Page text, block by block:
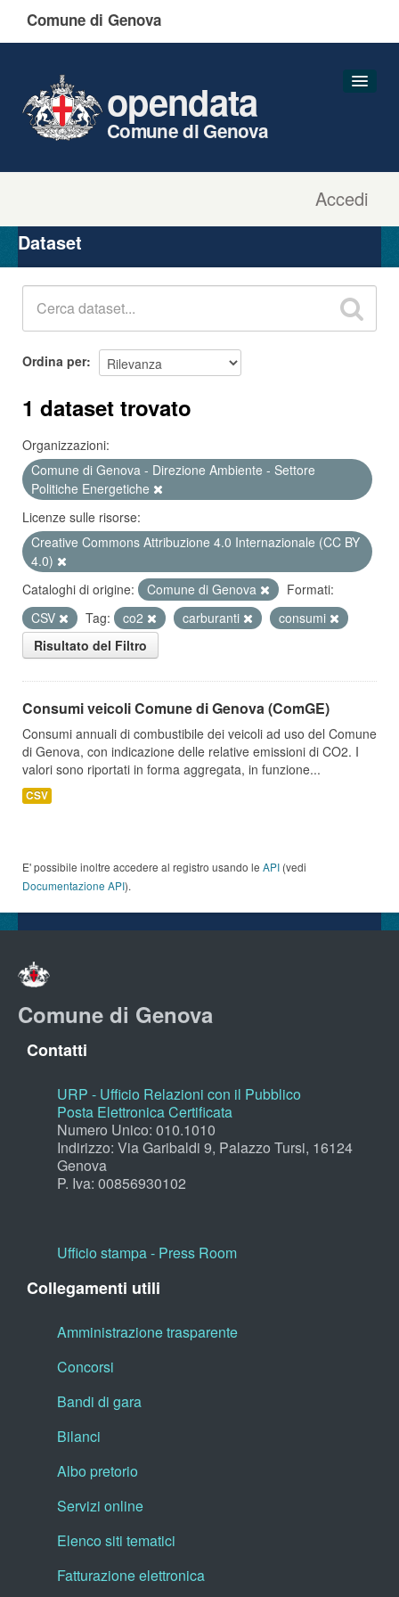
Comune di Genova
Accedi
opendata
Comune di Genova
Organizzazioni
Gruppi
Dataset
Ordina per
1 dataset trovato
Organizzazioni:
Comune di Genova - Direzione Ambiente - Settore
Politiche Energetiche
Licenze sulle risorse:
Creative Commons Attribuzione 4.0 Internazionale (CC BY
4.0)
Cataloghi di origine:
Comune di Genova
Formati:
CSV
Tag: co2 carburanti
consumi
Risultato del Filtro
Consumi veicoli Comune di Genova (ComGE)
Consumi annuali di combustibile dei veicoli ad uso del Comune
di Genova, con indicazione delle relative emissioni di CO2. I
valori sono riportati in forma aggregata, in funzione...
CSV
E' possibile inoltre accedere al registro usando le API (vedi
Documentazione API).
Comune di Genova
Contatti
URP - Ufficio Relazioni con il Pubblico
Posta Elettronica Certificata
Numero Unico: 010.1010
Indirizzo: Via Garibaldi 9, Palazzo Tursi, 16124
Genova
P. Iva: 00856930102
Ufficio stampa - Press Room
Collegamenti utili
Amministrazione trasparente
Concorsi
Bandi di gara
Bilanci
Albo pretorio
Servizi online
Elenco siti tematici
Fatturazione elettronica